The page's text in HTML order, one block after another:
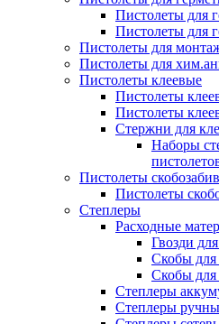
Пистолеты для
Пистолеты для
Пистолеты для
Пистолеты для
Пистолеты клеевые
Пистолеты
Пистолеты
Стержни для
Наборы
Пистолеты
Пистолеты
Степлеры
Расходные
Гвозди
Скобы для
Скобы для
Степлеры
Степлеры